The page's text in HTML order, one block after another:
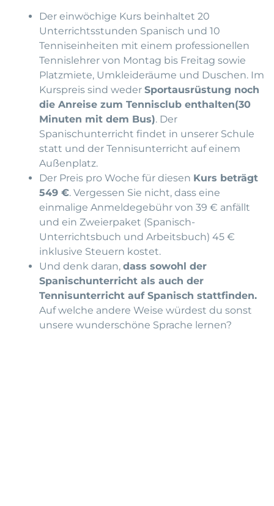
Der einwöchige Kurs beinhaltet 20
Unterrichtsstunden Spanisch und 10
Tenniseinheiten mit einem professionellen
Tennislehrer von Montag bis Freitag sowie
Platzmiete, Umkleideräume und Duschen. Im
Kurspreis sind wederSportausrüstung noch
die Anreise zum Tennisclub enthalten(30
Minuten mit dem Bus). Der
Spanischunterricht findet in unserer Schule
statt und der Tennisunterricht auf einem
Außenplatz.
Der Preis pro Woche für diesen Kurs beträgt
549 €. Vergessen Sie nicht, dass eine
einmalige Anmeldegebühr von 39 € anfällt
und ein Zweierpaket (Spanisch-
Unterrichtsbuch und Arbeitsbuch) 45 €
inklusive Steuern kostet.
Und denk daran,dass sowohl der
Spanischunterricht als auch der
Tennisunterricht auf Spanisch stattfinden.
Auf welche andere Weise würdest du sonst
unsere wunderschöne Sprache lernen?